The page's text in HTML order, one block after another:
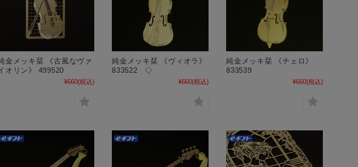
金メッキ栞 《古風なヴァ
オリン》 499520
¥660(税込)
純金メッキ栞 《ヴィオラ》
833522 ◇
¥660(税込)
純金メッキ栞 《チェロ》
833539
¥660(税込)